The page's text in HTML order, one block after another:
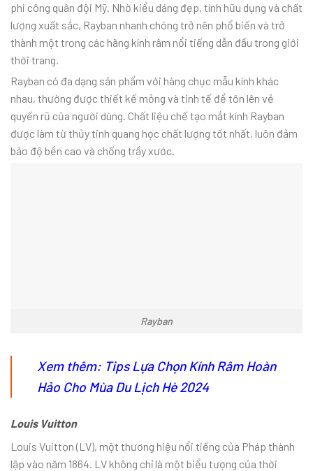
phi công quân đội Mỹ. Nhờ kiểu dáng đẹp, tính hữu dụng và chất
lượng xuất sắc, Rayban nhanh chóng trở nên phổ biến và trở
thành một trong các hãng kính râm nổi tiếng dẫn đầu trong giới
thời trang.
Rayban có đa dạng sản phẩm với hàng chục mẫu kính khác
nhau, thường được thiết kế mỏng và tinh tế để tôn lên vẻ
quyến rũ của người dùng. Chất liệu chế tạo mắt kính Rayban
được làm từ thủy tinh quang học chất lượng tốt nhất, luôn đảm
bảo độ bền cao và chống trầy xước.
Rayban
Xem thêm: Tips Lựa Chọn Kính Râm Hoàn
Hảo Cho Mùa Du Lịch Hè 2024
Louis Vuitton
Louis Vuitton (LV), một thương hiệu nổi tiếng của Pháp thành
lập vào năm 1864. LV không chỉ là một biểu tượng của thời